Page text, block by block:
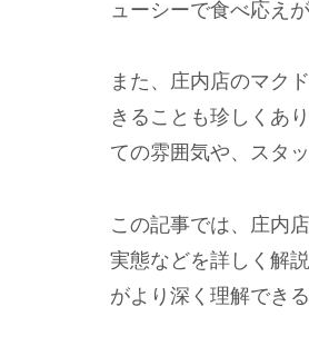
ューシーで食べ応え
また、庄内店のマク
きることも珍しくあ
ての雰囲気や、スタ
この記事では、庄内
実態などを詳しく解
がより深く理解できる